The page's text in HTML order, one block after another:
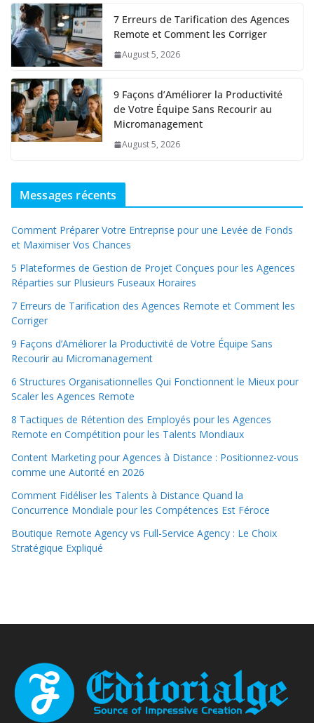
7 Erreurs de Tarification des Agences
Remote et Comment les Corriger
August 5, 2026
9 Façons d’Améliorer la Productivité
de Votre Équipe Sans Recourir au
Micromanagement
August 5, 2026
Messages récents
Comment Préparer Votre Entreprise pour une Levée de Fonds
et Maximiser Vos Chances
5 Plateformes de Gestion de Projet Conçues pour les Agences
Réparties sur Plusieurs Fuseaux Horaires
7 Erreurs de Tarification des Agences Remote et Comment les
Corriger
9 Façons d’Améliorer la Productivité de Votre Équipe Sans
Recourir au Micromanagement
6 Structures Organisationnelles Qui Fonctionnent le Mieux pour
Scaler les Agences Remote
8 Tactiques de Rétention des Employés pour les Agences
Remote en Compétition pour les Talents Mondiaux
Content Marketing pour Agences à Distance : Positionnez-vous
comme une Autorité en 2026
Comment Fidéliser les Talents à Distance Quand la
Concurrence Mondiale pour les Compétences Est Féroce
Boutique Remote Agency vs Full-Service Agency : Le Choix
Stratégique Expliqué